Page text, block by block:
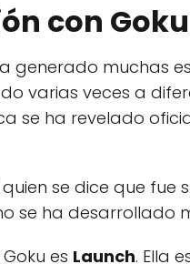
con Goku
generado muchas
varias veces a
se ha revelado
se dice que
se ha desarrollado
es Launch. Ella